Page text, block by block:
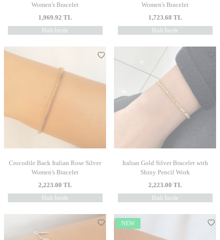
Women's Bracelet
1,969.92 TL
Hızlı İncele
Women's Bracelet
1,723.68 TL
Hızlı İncele
Crocodile Back Italian Rose Silver
Women's Bracelet
2,223.00 TL
Hızlı İncele
Italian Gold Silver Bracelet with
Shiny Pencil Work
2,223.00 TL
Hızlı İncele
NEW